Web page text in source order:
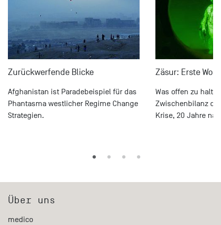
Zurückwerfende Blicke
Afghanistan ist Paradebeispiel für das
Phantasma westlicher Regime Change
Strategien.
Zäsur: Erste
Was offen zu
Zwischenbilanz
Krise, 20 Jahre
Über uns
medico